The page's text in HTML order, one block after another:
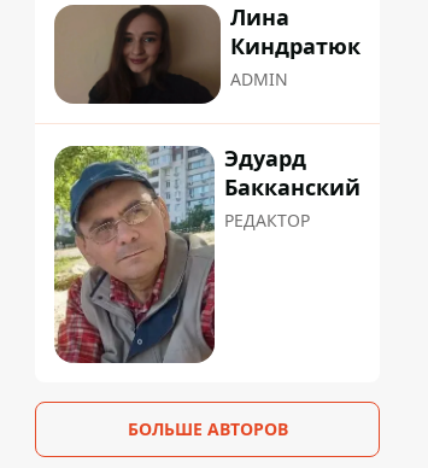
Лина
Киндратюк
ADMIN
Эдуард
Бакканский
РЕДАКТОР
БОЛЬШЕ АВТОРОВ